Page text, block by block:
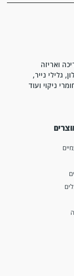
ואריזה
גלילי נייר,
ניקוי ועוד